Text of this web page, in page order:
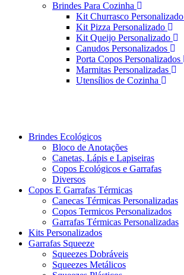
Brindes Para Cozinha
Kit Churrasco Personalizado
Kit Pizza Personalizado
Kit Queijo Personalizado
Canudos Personalizados
Porta Copos Personalizados
Marmitas Personalizadas
Utensílios de Cozinha
Brindes Ecológicos
Bloco de Anotações
Canetas, Lápis e Lapiseiras
Copos Ecológicos e Garrafas
Diversos
Copos E Garrafas Térmicas
Canecas Térmicas Personalizadas
Copos Termicos Personalizados
Garrafas Térmicas Personalizadas
Kits Personalizados
Garrafas Squeeze
Squeezes Dobráveis
Squeezes Metálicos